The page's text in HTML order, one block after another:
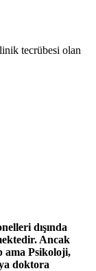
tecrübesi olan
dışında
Ancak
ama Psikoloji,
doktora